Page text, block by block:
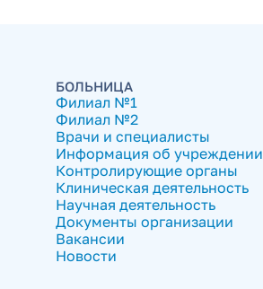
БОЛЬНИЦА
Филиал №1
Филиал №2
Врачи и специалисты
Информация об учреждении
Контролирующие органы
Клиническая деятельность
Научная деятельность
Документы организации
Вакансии
Новости